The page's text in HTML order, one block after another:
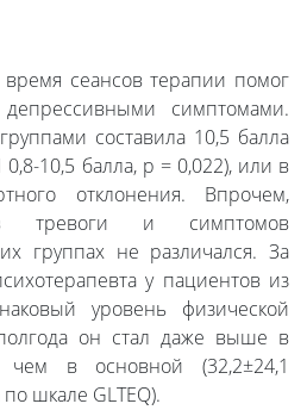
сеансов терапии помог
симптомами.
составила 10,5 балла
10,5 балла, p = 0,022), или в
отклонения. Впрочем,
тревоги и симптомов
группах не различался. За
у пациентов из
уровень физической
он стал даже выше в
чем в основной (32,2±24,1
шкале GLTEQ).